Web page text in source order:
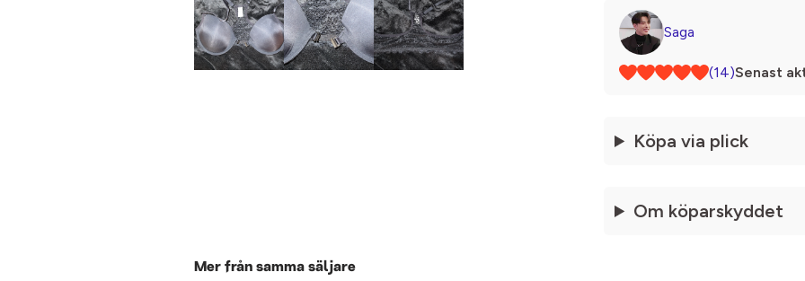
Saga
(14)Senast
Köpa via plick
Om köparskyddet
Mer från samma säljare